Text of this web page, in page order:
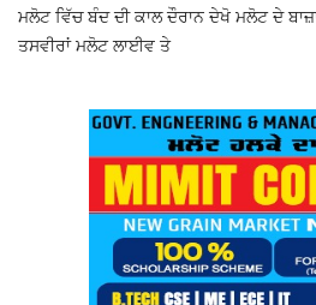
ਮਲੋਟ ਵਿੱਚ ਬੰਦ ਦੀ ਕਾਲ ਦੌਰਾਨ ਦੇਖੋ ਮਲੋਟ ਦੇ
ਤਸਵੀਰਾਂ ਮਲੋਟ ਲਾਈਵ ਤੇ